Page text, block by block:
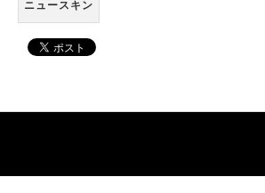
ニュースキン